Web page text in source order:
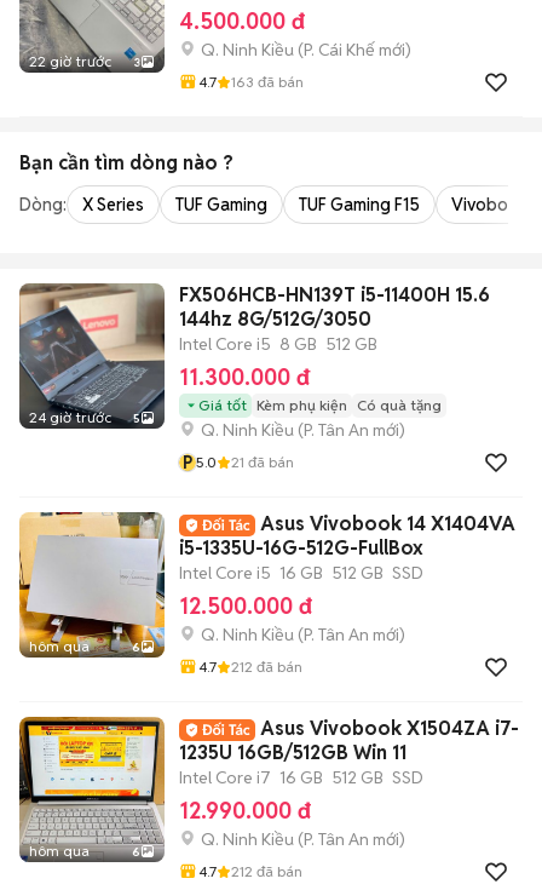
22 giờ trước 3
4.500.000 đ
Q. Ninh Kiều (P. Cái Khế mới)
4.7 163 đã bán
Bạn cần tìm dòng nào ?
Dòng: X Series TUF Gaming TUF Gaming F15 Vivobook
24 giờ trước 5
FX506HCB-HN139T i5-11400H 15.6
144hz 8G/512G/3050
Intel Core i5 8 GB 512 GB
11.300.000 đ
Giá tốt Kèm phụ kiện Có quà tặng
Q. Ninh Kiều (P. Tân An mới)
P 5.0 21 đã bán
hôm qua 6
Asus Vivobook 14 X1404VA
i5-1335U-16G-512G-FullBox
Intel Core i5 16 GB 512 GB SSD
12.500.000 đ
Q. Ninh Kiều (P. Tân An mới)
4.7 212 đã bán
hôm qua 6
Asus Vivobook X1504ZA i7-
1235U 16GB/512GB Win 11
Intel Core i7 16 GB 512 GB SSD
12.990.000 đ
Q. Ninh Kiều (P. Tân An mới)
4.7 212 đã bán